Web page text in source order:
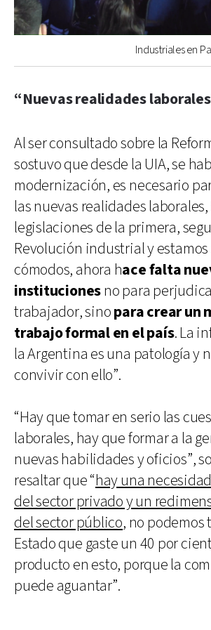
Industriales en
“Nuevas realidades
Al ser consultado sobre la
sostuvo que desde la UIA, se
modernización, es necesario
las nuevas realidades
legislaciones de la primera,
Revolución industrial y
cómodos, ahora hace falta
institucionesno para
trabajador, sinopara crear un
trabajo formal en el país. La
la Argentina es una patología y
convivir con ello”.
“Hay que tomar en serio las
laborales, hay que formar a la
nuevas habilidades y oficios”,
resaltar que “hay una
del sector privado y un
del sector público, no podemos
Estado que gaste un 40 por
producto en esto, porque la
puede aguantar”.